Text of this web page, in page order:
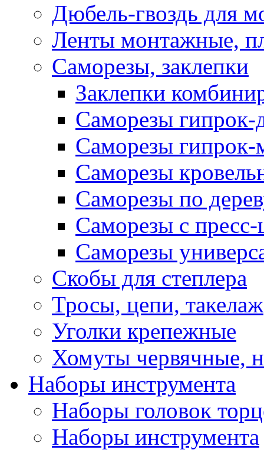
Дюбель-гвоздь для
Ленты монтажные,
Саморезы, заклепки
Заклепки
Саморезы гипрок-
Саморезы гипрок-
Саморезы
Саморезы по
Саморезы с
Саморезы
Скобы для степлера
Тросы, цепи, такелаж
Уголки крепежные
Хомуты червячные,
Наборы инструмента
Наборы головок
Наборы инструмента